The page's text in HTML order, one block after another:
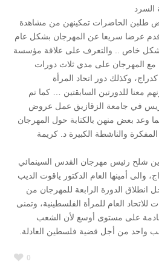
السرد
طلبن الحاضرات تمكينهن من مشاهدة
قدم عرضا سريعا عن المهرجان بشكل عام
بشكل خاص .. والتعرف على علاقة مؤسسة
مع المهرجان على مدي ثلاث دورات
وكذلك دور اتحاد المرأة
معنا للدورتين السابقتين … كما تم
في جامعة الزقازيق عمل عروض
وعد بعض منهن بالكتابة حول المهرجان
والناشطة الكبيرة د. كريمة
شلح رئيس مهرجان القدس السينمائي
والى أمينها العام الدكتور ياقوت الديب
انطلاق الدورة الرابعة للمهرجان من
للاتحاد العام للمرأة الفلسطينية، وتمنى
على مستوى أوسع لأن الشعب
واحد من أجل قضية فلسطين العادلة.
0